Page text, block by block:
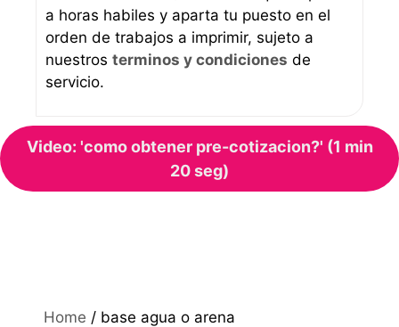
a horas habiles y aparta tu puesto en el
orden de trabajos a imprimir, sujeto a
nuestros terminos y condiciones de
servicio.
Video: 'como obtener pre-cotizacion?' (1 min
20 seg)
Home / base agua o arena